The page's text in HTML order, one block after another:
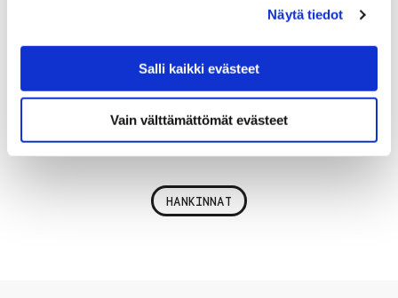
Näytä tiedot
Salli kaikki evästeet
Vain välttämättömät evästeet
Toimenpide toteuttaa tavoitetilaa:1.B. Hankinnat
Toimenpiteen tietoja päivitetty 24.10.2024.
HANKINNAT